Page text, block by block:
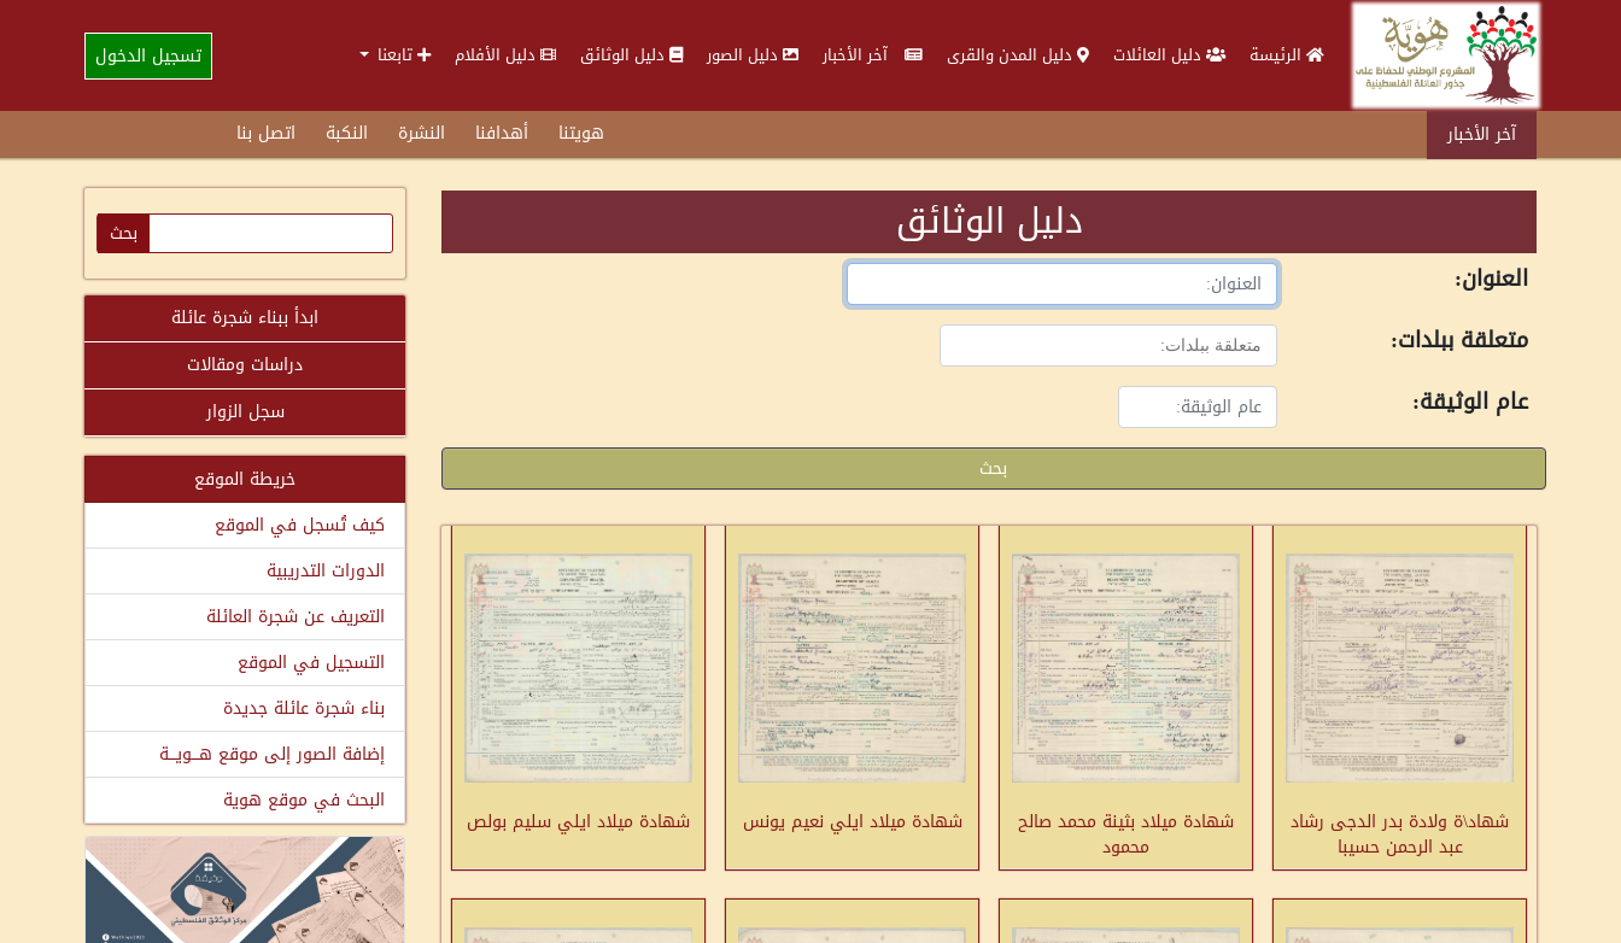
الرئيسة دليل العائلات دليل المدن والقرى آخر الأخبار دليل الصور دليل الوثائق دليل الأفلام تابعنا تسجيل الدخول
آخر الأخبار هويتنا أهدافنا النشرة النكبة اتصل بنا
دليل الوثائق
العنوان:
متعلقة ببلدات:
عام الوثيقة:
بحث
شهاد\ة ولادة بدر الدجى رشاد
عبد الرحمن حسيبا
شهادة ميلاد بثينة محمد صالح
محمود
شهادة ميلاد ايلي نعيم يونس شهادة ميلاد ايلي سليم بولص
ابدأ ببناء شجرة عائلة
دراسات ومقالات
سجل الزوار
خريطة الموقع
كيف تُسجل في الموقع
الدورات التدريبية
التعريف عن شجرة العائلة
التسجيل في الموقع
بناء شجرة عائلة جديدة
إضافة الصور إلى موقع هـــويـــة
البحث في موقع هوية